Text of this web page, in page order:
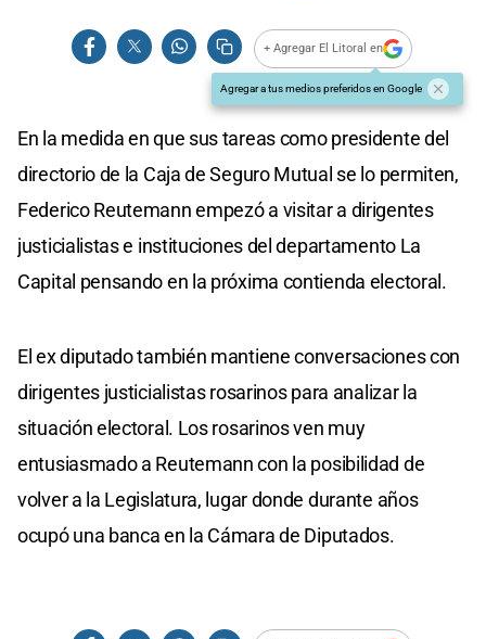
+ Agregar El Litoral en
Agregar a tus medios preferidos en Google
En la medida en que sus tareas como presidente del
directorio de la Caja de Seguro Mutual se lo permiten,
Federico Reutemann empezó a visitar a dirigentes
justicialistas e instituciones del departamento La
Capital pensando en la próxima contienda electoral.
El ex diputado también mantiene conversaciones con
dirigentes justicialistas rosarinos para analizar la
situación electoral. Los rosarinos ven muy
entusiasmado a Reutemann con la posibilidad de
volver a la Legislatura, lugar donde durante años
ocupó una banca en la Cámara de Diputados.